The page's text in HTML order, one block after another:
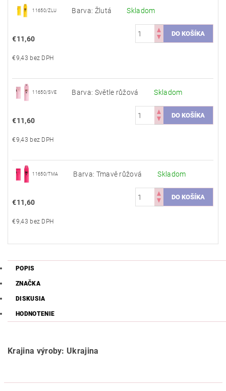
11650/ZLU Barva: Žlutá Skladom
€11,60
€9,43 bez DPH
11650/SVE Barva: Světle růžová Skladom
€11,60
€9,43 bez DPH
11650/TMA Barva: Tmavě růžová Skladom
€11,60
€9,43 bez DPH
POPIS
ZNAČKA
DISKUSIA
HODNOTENIE
Krajina výroby: Ukrajina